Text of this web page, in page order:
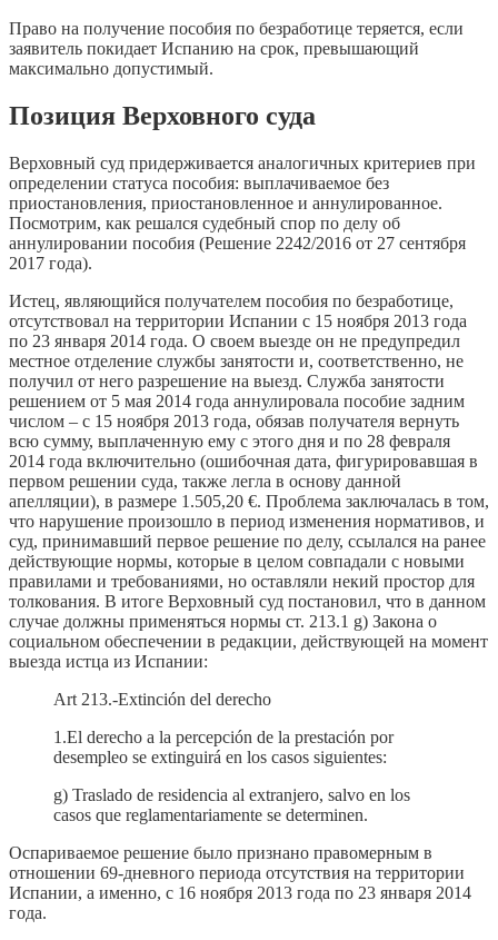
Право на получение пособия по безработице теряется, если
заявитель покидает Испанию на срок, превышающий
максимально допустимый.
Позиция Верховного суда
Верховный суд придерживается аналогичных критериев при
определении статуса пособия: выплачиваемое без
приостановления, приостановленное и аннулированное.
Посмотрим, как решался судебный спор по делу об
аннулировании пособия (Решение 2242/2016 от 27 сентября
2017 года).
Истец, являющийся получателем пособия по безработице,
отсутствовал на территории Испании с 15 ноября 2013 года
по 23 января 2014 года. О своем выезде он не предупредил
местное отделение службы занятости и, соответственно, не
получил от него разрешение на выезд. Служба занятости
решением от 5 мая 2014 года аннулировала пособие задним
числом – с 15 ноября 2013 года, обязав получателя вернуть
всю сумму, выплаченную ему с этого дня и по 28 февраля
2014 года включительно (ошибочная дата, фигурировавшая в
первом решении суда, также легла в основу данной
апелляции), в размере 1.505,20 €. Проблема заключалась в том,
что нарушение произошло в период изменения нормативов, и
суд, принимавший первое решение по делу, ссылался на ранее
действующие нормы, которые в целом совпадали с новыми
правилами и требованиями, но оставляли некий простор для
толкования. В итоге Верховный суд постановил, что в данном
случае должны применяться нормы ст. 213.1 g) Закона о
социальном обеспечении в редакции, действующей на момент
выезда истца из Испании:
Art 213.-Extinción del derecho
1.El derecho a la percepción de la prestación por
desempleo se extinguirá en los casos siguientes:
g) Traslado de residencia al extranjero, salvo en los
casos que reglamentariamente se determinen.
Оспариваемое решение было признано правомерным в
отношении 69-дневного периода отсутствия на территории
Испании, а именно, с 16 ноября 2013 года по 23 января 2014
года.